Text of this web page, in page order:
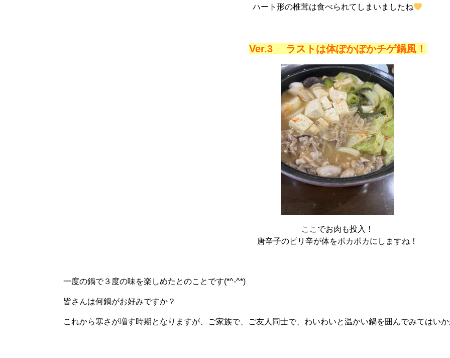
ハート形の椎茸は食べられてしまいましたね
Ver.3 ラストは体ぽかぽかチゲ鍋風！
ここでお肉も投入！
唐辛子のピリ辛が体をポカポカにしますね！
一度の鍋で３度の味を楽しめたとのことです(*^-^*)
皆さんは何鍋がお好みですか？
これから寒さが増す時期となりますが、ご家族で、ご友人同士で、わいわいと温かい鍋を囲んでみてはい